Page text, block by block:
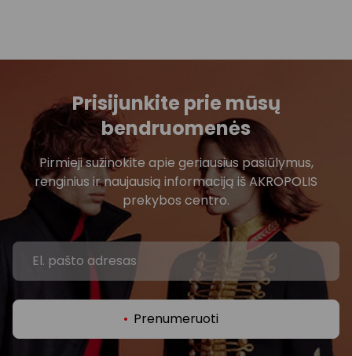
Prisijunkite prie mūsų
bendruomenės
Pirmieji sužinokite apie geriausius pasiūlymus,
renginius ir naujausią informaciją iš AKROPOLIS
prekybos centro.
Prenumeruoti